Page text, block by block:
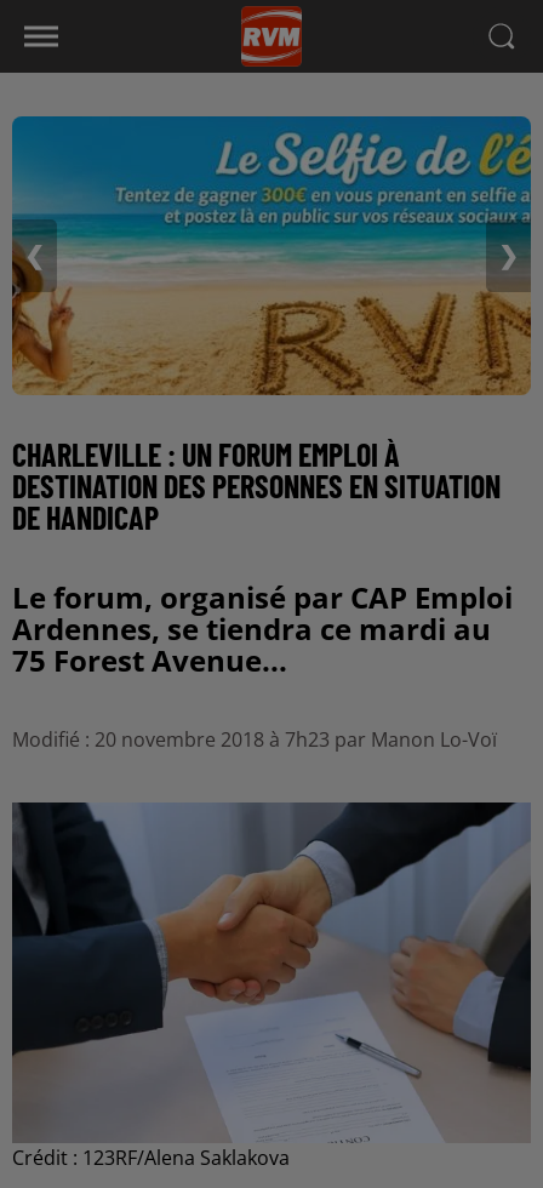
❮ ❯
CHARLEVILLE : UN FORUM EMPLOI À
DESTINATION DES PERSONNES EN SITUATION
DE HANDICAP
Le forum, organisé par CAP Emploi
Ardennes, se tiendra ce mardi au
75 Forest Avenue...
Modifié : 20 novembre 2018 à 7h23 par Manon Lo-Voï
Crédit : 123RF/Alena Saklakova